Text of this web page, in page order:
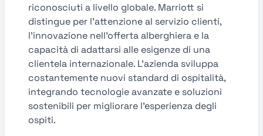
riconosciuti a livello globale. Marriott si
distingue per l’attenzione al servizio clienti,
l’innovazione nell’offerta alberghiera e la
capacità di adattarsi alle esigenze di una
clientela internazionale. L’azienda sviluppa
costantemente nuovi standard di ospitalità,
integrando tecnologie avanzate e soluzioni
sostenibili per migliorare l’esperienza degli
ospiti.